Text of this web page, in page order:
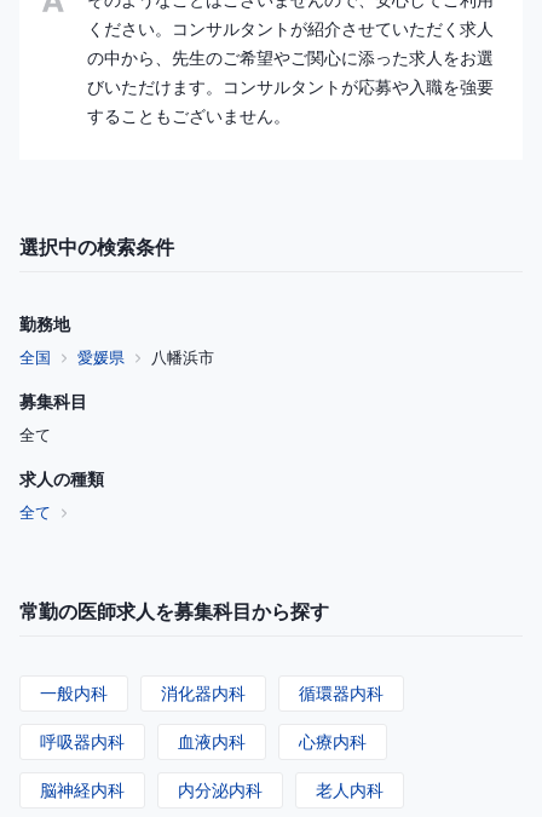
ください。コンサルタントが紹介させていただく求人
の中から、先生のご希望やご関心に添った求人をお選
びいただけます。コンサルタントが応募や入職を強要
することもございません。
選択中の検索条件
勤務地
全国 愛媛県 八幡浜市
募集科目
全て
求人の種類
全て
常勤の医師求人を募集科目から探す
一般内科 消化器内科 循環器内科
呼吸器内科 血液内科 心療内科
脳神経内科 内分泌内科 老人内科